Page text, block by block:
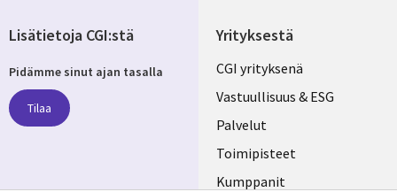
Yrityksestä
Useful
links
FINLAND
CGI yrityksenä
Vastuullisuus & ESG
Palvelut
Toimipisteet
Kumppanit
Lisätietoja CGI:stä
Pidämme sinut ajan tasalla
Tilaa